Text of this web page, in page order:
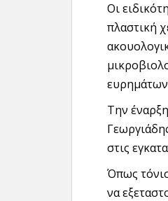
Οι
πλαστική
Την
στις
Όπως
να